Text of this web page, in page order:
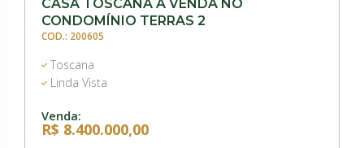
CASA TOSCANA À VENDA NO
CONDOMÍNIO TERRAS 2
COD.: 200605
Toscana
Linda Vista
Venda:
R$ 8.400.000,00